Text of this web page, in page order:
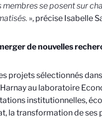
membres se posent sur
», précise Isabelle
de nouvelles
projets sélectionnés
au laboratoire
institutionnelles,
la transformation de